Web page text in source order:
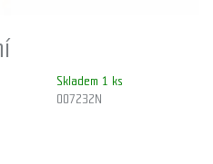
Skladem 1 ks
007232N